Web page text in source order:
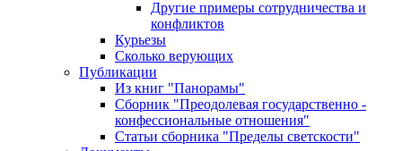
Другие примеры сотрудничества и
конфликтов
Курьезы
Сколько верующих
Публикации
Из книг "Панорамы"
Сборник "Преодолевая государственно -
конфессиональные отношения"
Статьи сборника "Пределы светскости"